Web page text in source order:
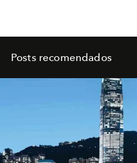
Posts recomendados